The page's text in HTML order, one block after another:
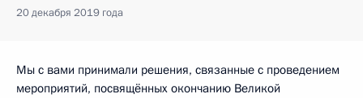
20 декабря 2019 года
Мы с вами принимали решения, связанные с проведением
мероприятий, посвящённых окончанию Великой